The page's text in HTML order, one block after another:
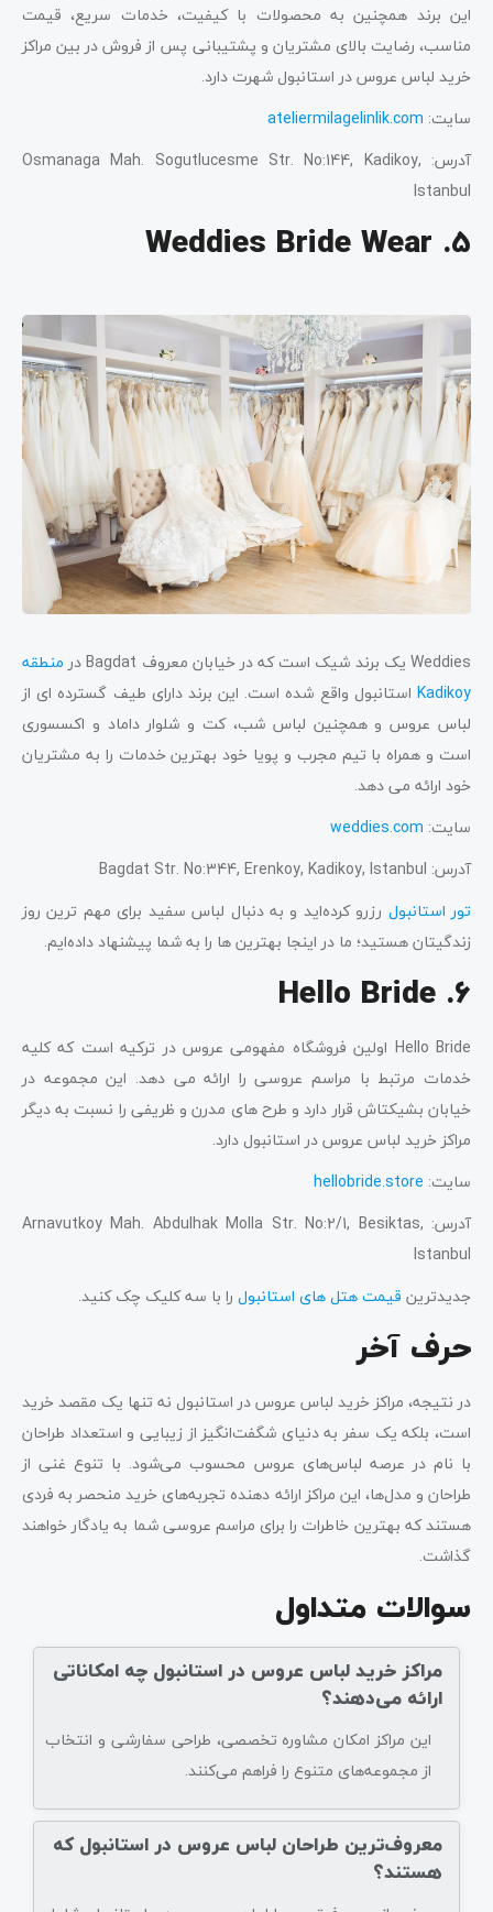
این برند همچنین به محصولات با کیفیت، خدمات سریع، قیمت
مناسب، رضایت بالای مشتریان و پشتیبانی پس از فروش در بین مراکز
خرید لباس عروس در استانبول شهرت دارد.
سایت: ateliermilagelinlik.com
آدرس: Osmanaga Mah. Sogutlucesme Str. No:144, Kadikoy,
Istanbul
5. Weddies Bride Wear
Weddies یک برند شیک است که در خیابان معروف Bagdat در
منطقه
Kadikoy استانبول واقع شده است. این برند دارای طیف گسترده ای از
لباس عروس و همچنین لباس شب، کت و شلوار داماد و اکسسوری
است و همراه با تیم مجرب و پویا خود بهترین خدمات را به مشتریان
خود ارائه می دهد.
سایت: weddies.com
آدرس: Bagdat Str. No:344, Erenkoy, Kadikoy, Istanbul
تور استانبول رزرو کرده‌اید و به دنبال لباس سفید برای مهم ترین روز
زندگیتان هستید؛ ما در اینجا بهترین ها را به شما پیشنهاد داده‌ایم.
6. Hello Bride
Hello Bride اولین فروشگاه مفهومی عروس در ترکیه است که کلیه
خدمات مرتبط با مراسم عروسی را ارائه می دهد. این مجموعه در
خیابان بشیکتاش قرار دارد و طرح های مدرن و ظریفی را نسبت به دیگر
مراکز خرید لباس عروس در استانبول دارد.
سایت: hellobride.store
آدرس: Arnavutkoy Mah. Abdulhak Molla Str. No:2/1, Besiktas,
Istanbul
جدیدترین قیمت هتل های استانبول را با سه کلیک چک کنید.
حرف آخر
در نتیجه، مراکز خرید لباس عروس در استانبول نه تنها یک مقصد خرید
است، بلکه یک سفر به دنیای شگفت‌انگیز از زیبایی و استعداد طراحان
با نام در عرصه لباس‌های عروس محسوب می‌شود. با تنوع غنی از
طراحان و مدل‌ها، این مراکز ارائه دهنده تجربه‌های خرید منحصر به فردی
هستند که بهترین خاطرات را برای مراسم عروسی شما به یادگار خواهند
گذاشت.
سوالات متداول
مراکز خرید لباس عروس در استانبول چه امکاناتی
ارائه می‌دهند؟
این مراکز امکان مشاوره تخصصی، طراحی سفارشی و انتخاب
از مجموعه‌های متنوع را فراهم می‌کنند.
معروف‌ترین طراحان لباس عروس در استانبول که
هستند؟